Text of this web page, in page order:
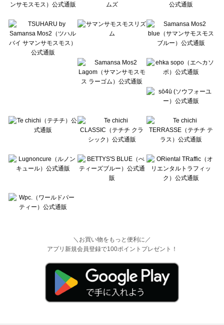
Te chichi CLASSIC（テチチ クラシック）のジャケット一覧
Lugnoncure（ルノンキュール）のジャケット一覧
BETTY'S BLUE（べティーズブルー）のジャケット一覧
Wpc.（ワールドパーティー）のジャケット一覧
＼お買い物をもっと便利に／
アプリ新規会員登録で100ポイントプレゼント！